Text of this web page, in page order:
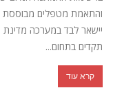
והתאמת מטפלים מבוססת
יישאר לבד במערכה
תקדים בתחום...
קרא עוד